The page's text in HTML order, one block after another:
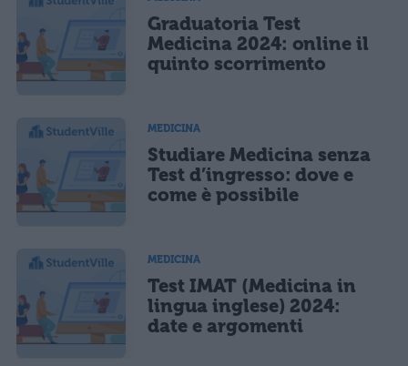
Ho letto e acconsento l'informativasulla privacy
Acconsento all'uso dei miei dati da parte di terzi per finalità di
marketing diretto con modalità automatizzate o tradizionali
CONFERMA E PUBBLICA
Graduatoria Test
Medicina 2024: online il
quinto scorrimento
MEDICINA
Studiare Medicina senza
Test d’ingresso: dove e
come è possibile
MEDICINA
Test IMAT (Medicina in
lingua inglese) 2024:
date e argomenti